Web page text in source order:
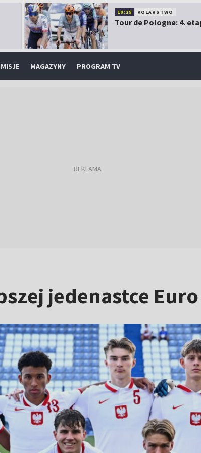
10:25 KOLARSTWO
Tour de Pologne: 4.
MAGAZYNY PROGRAM TV
jedenastce